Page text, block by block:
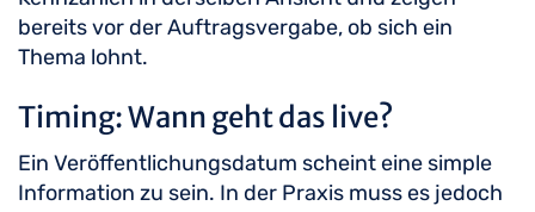
bereits vor der Auftragsvergabe, ob sich ein
Thema lohnt.
Timing: Wann geht das live?
Ein Veröffentlichungsdatum scheint eine simple
Information zu sein. In der Praxis muss es jedoch